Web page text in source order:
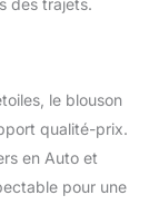
des trajets.
le blouson
qualité-prix.
en Auto et
pour une